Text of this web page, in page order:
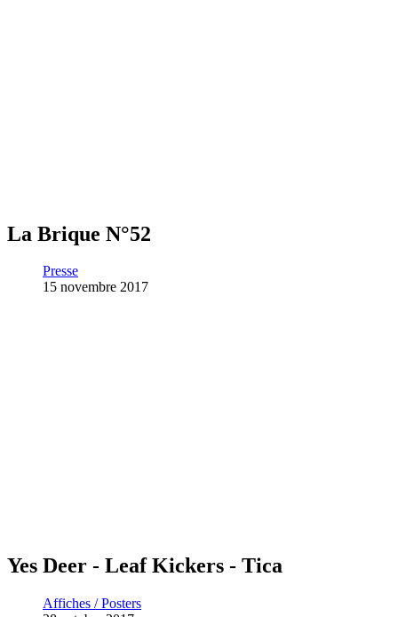
La Brique N°52
Presse
15 novembre 2017
Yes Deer - Leaf Kickers - Tica
Affiches / Posters